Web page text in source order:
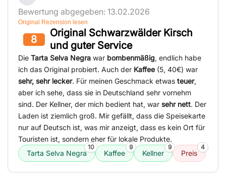
Bewertung abgegeben: 13.02.2026
Original Rezension lesen
8
Original Schwarzwälder Kirsch
und guter Service
Die Tarta Selva Negra war bombenmäßig, endlich habe
ich das Original probiert. Auch der Kaffee (5, 40€) war
sehr, sehr lecker. Für meinen Geschmack etwas teuer,
aber ich sehe, dass sie in Deutschland sehr vornehm
sind. Der Kellner, der mich bedient hat, war sehr nett. Der
Laden ist ziemlich groß. Mir gefällt, dass die Speisekarte
nur auf Deutsch ist, was mir anzeigt, dass es kein Ort für
Touristen ist, sondern eher für lokale Produkte.
Tarta Selva Negra
10
Kaffee
9
Kellner
9
Preis
4